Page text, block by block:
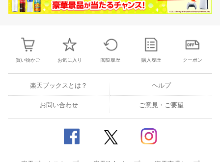
買い物かご お気に入り 閲覧履歴 購入履歴 クーポン
楽天ブックスとは？ ヘルプ
お問い合わせ ご意見・ご要望